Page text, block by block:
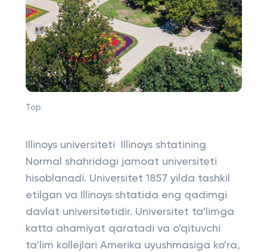
Top:
Illinoys universiteti Illinoys shtatining
Normal shahridagi jamoat universiteti
hisoblanadi. Universitet 1857 yilda tashkil
etilgan va Illinoys shtatida eng qadimgi
davlat universitetidir. Universitet ta'limga
katta ahamiyat qaratadi va o'qituvchi
ta'lim kollejlari Amerika uyushmasiga ko'ra,